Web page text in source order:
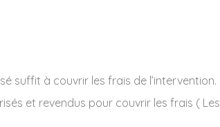
suffit à couvrir les frais de l’intervention.
et revendus pour couvrir les frais ( Les